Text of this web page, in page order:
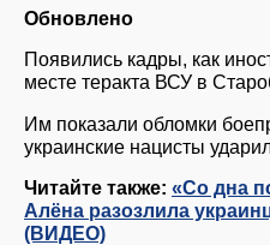
Обновлено
Появились кадры, как
месте теракта ВСУ в
Им показали обломки
украинские нацисты
Читайте также: «Со дна
Алёна разозлила
(ВИДЕО)